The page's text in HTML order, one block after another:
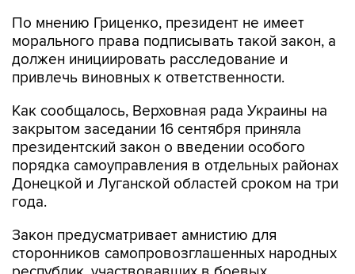
По мнению Гриценко, президент не имеет
морального права подписывать такой закон, а
должен инициировать расследование и
привлечь виновных к ответственности.
Как сообщалось, Верховная рада Украины на
закрытом заседании 16 сентября приняла
президентский закон о введении особого
порядка самоуправления в отдельных районах
Донецкой и Луганской областей сроком на три
года.
Закон предусматривает амнистию для
сторонников самопровозглашенных народных